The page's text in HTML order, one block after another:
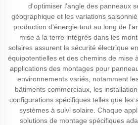
d'optimiser l'angle des panneaux
géographique et les variations
production d'énergie tout au long de
mise à la terre intégrés dans les
solaires assurent la sécurité électrique
équipotentielles et des chemins de mise
applications des montages pour
environnements variés, notamment
bâtiments commerciaux, les
configurations spécifiques telles que les
systèmes à suivi solaire. Chaque
solutions de montage spécifiques